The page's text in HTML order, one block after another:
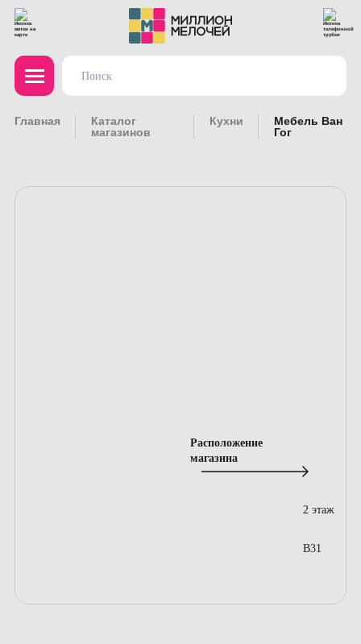
Главная
Каталог
магазинов
Кухни
Мебель Ван
Гог
Расположение
магазина
2 этаж
B31